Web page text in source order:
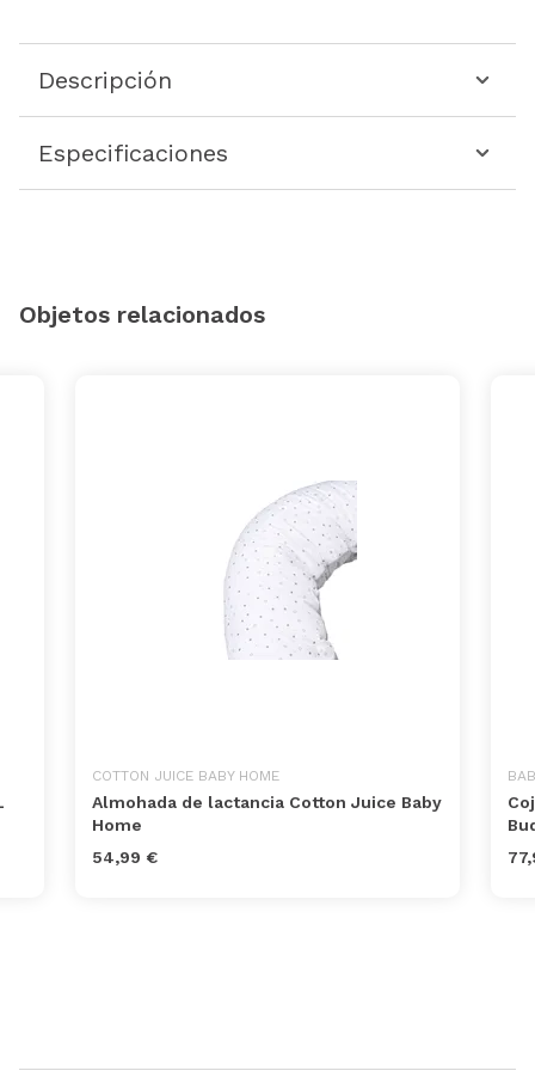
Descripción
Especificaciones
Objetos relacionados
COTTON JUICE BABY HOME
Almohada de lactancia Cotton Juice Baby
Home
54,99 €